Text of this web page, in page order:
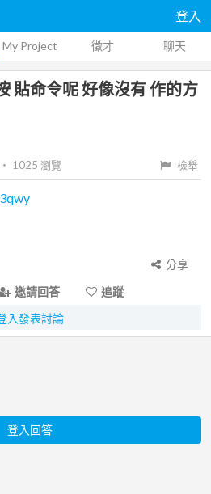
登入
My Project 徵才 聊天
貼命令呢 好像沒有 作的方
‧ 1025 瀏覽 檢舉
分享
邀請回答
追蹤
入發表討論
登入回答